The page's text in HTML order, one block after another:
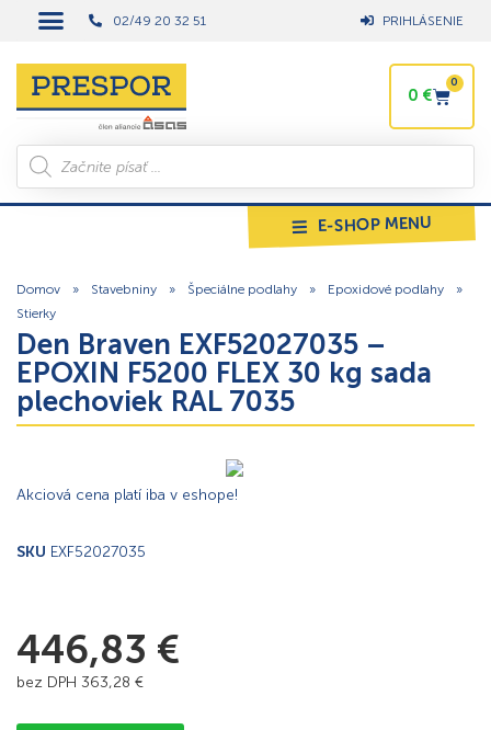
02/49 20 32 51 PRIHLÁSENIE
0 €
0
E-SHOP MENU
Domov » Stavebniny » Špeciálne podlahy » Epoxidové podlahy
»
Stierky
Den Braven EXF52027035 –
EPOXIN F5200 FLEX 30 kg sada
plechoviek RAL 7035
Akciová cena platí iba v eshope!
SKU EXF52027035
446,83 €
bez DPH 363,28 €